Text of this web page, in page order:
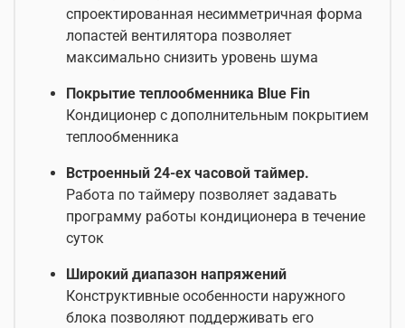
спроектированная несимметричная форма
лопастей вентилятора позволяет
максимально снизить уровень шума
Покрытие теплообменника Blue Fin
Кондиционер с дополнительным покрытием
теплообменника
Встроенный 24-ех часовой таймер.
Работа по таймеру позволяет задавать
программу работы кондиционера в течение
суток
Широкий диапазон напряжений
Конструктивные особенности наружного
блока позволяют поддерживать его